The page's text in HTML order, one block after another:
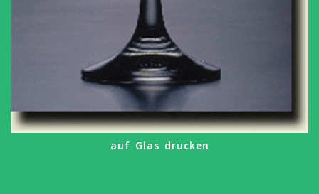
auf Glas drucken